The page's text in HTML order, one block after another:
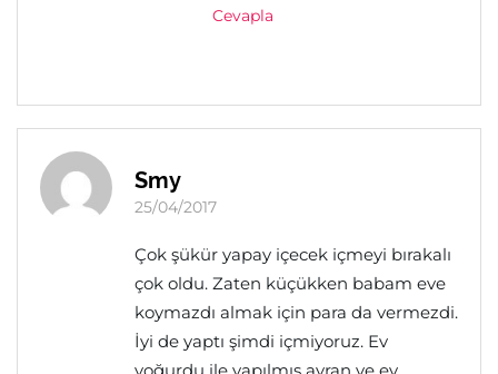
Cevapla
Smy
25/04/2017
Çok şükür yapay içecek içmeyi bırakalı
çok oldu. Zaten küçükken babam eve
koymazdı almak için para da vermezdi.
İyi de yaptı şimdi içmiyoruz. Ev